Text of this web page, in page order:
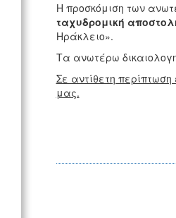
Η προσκόμιση των
ταχυδρομική
Ηράκλειο».
Τα ανωτέρω
Σε αντίθετη
μας.